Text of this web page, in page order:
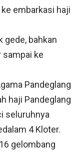
embarkasi haji
gede, bahkan
sampai ke
Pandeglang
haji Pandeglang
seluruhnya
4 Kloter.
gelombang